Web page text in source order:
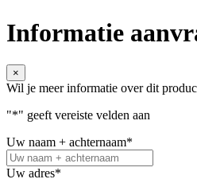
Informatie
×
Wil je meer informatie over dit
"*" geeft vereiste velden aan
Uw naam + achternaam*
Uw adres*